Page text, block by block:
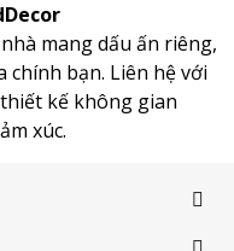
mang dấu ấn riêng,
chính bạn. Liên hệ với
kế không gian
xúc.